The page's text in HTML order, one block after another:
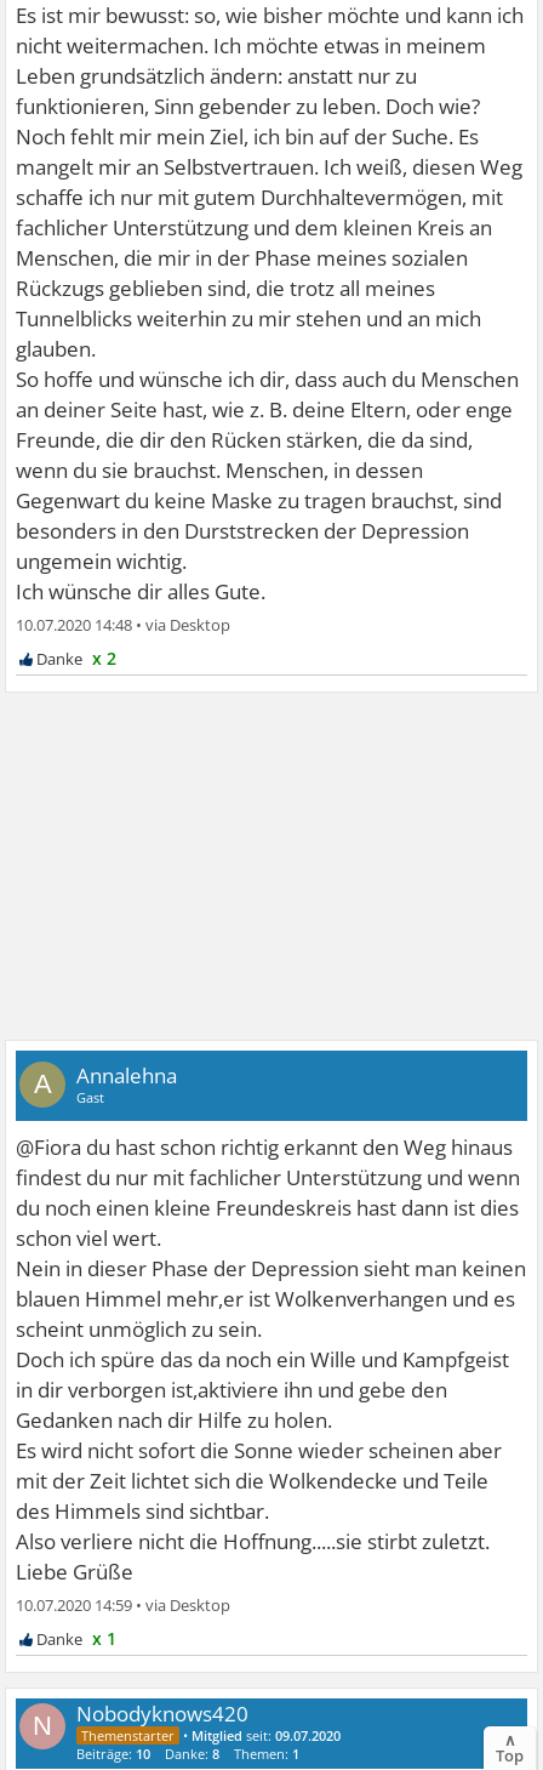
Es ist mir bewusst: so, wie bisher möchte und kann ich
nicht weitermachen. Ich möchte etwas in meinem
Leben grundsätzlich ändern: anstatt nur zu
funktionieren, Sinn gebender zu leben. Doch wie?
Noch fehlt mir mein Ziel, ich bin auf der Suche. Es
mangelt mir an Selbstvertrauen. Ich weiß, diesen Weg
schaffe ich nur mit gutem Durchhaltevermögen, mit
fachlicher Unterstützung und dem kleinen Kreis an
Menschen, die mir in der Phase meines sozialen
Rückzugs geblieben sind, die trotz all meines
Tunnelblicks weiterhin zu mir stehen und an mich
glauben.
So hoffe und wünsche ich dir, dass auch du Menschen
an deiner Seite hast, wie z. B. deine Eltern, oder enge
Freunde, die dir den Rücken stärken, die da sind,
wenn du sie brauchst. Menschen, in dessen
Gegenwart du keine Maske zu tragen brauchst, sind
besonders in den Durststrecken der Depression
ungemein wichtig.
Ich wünsche dir alles Gute.
10.07.2020 14:48 •
x 2
A Annalehna
Gast
@Fiora du hast schon richtig erkannt den Weg hinaus
findest du nur mit fachlicher Unterstützung und wenn
du noch einen kleine Freundeskreis hast dann ist dies
schon viel wert.
Nein in dieser Phase der Depression sieht man keinen
blauen Himmel mehr,er ist Wolkenverhangen und es
scheint unmöglich zu sein.
Doch ich spüre das da noch ein Wille und Kampfgeist
in dir verborgen ist,aktiviere ihn und gebe den
Gedanken nach dir Hilfe zu holen.
Es wird nicht sofort die Sonne wieder scheinen aber
mit der Zeit lichtet sich die Wolkendecke und Teile
des Himmels sind sichtbar.
Also verliere nicht die Hoffnung.....sie stirbt zuletzt.
Liebe Grüße
10.07.2020 14:59 •
x 1
N Nobodyknows420
• Mitglied seit:09.07.2020
Beiträge: 10 Danke:8 Themen: 1
∧
Top